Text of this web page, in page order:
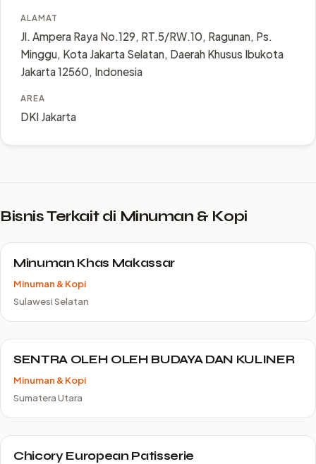
ALAMAT
Jl. Ampera Raya No.129, RT.5/RW.10, Ragunan, Ps.
Minggu, Kota Jakarta Selatan, Daerah Khusus Ibukota
Jakarta 12560, Indonesia
AREA
DKI Jakarta
Bisnis Terkait di Minuman & Kopi
Minuman Khas Makassar
Minuman & Kopi
Sulawesi Selatan
SENTRA OLEH OLEH BUDAYA DAN KULINER
Minuman & Kopi
Sumatera Utara
Chicory European Patisserie